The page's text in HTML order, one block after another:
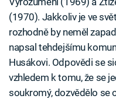
(1970). Jakkoliv je ve
rozhodně by neměl
napsal tehdejšímu
Husákovi. Odpovědi se
vzhledem k tomu, že se
soukromý, dozvědělo se